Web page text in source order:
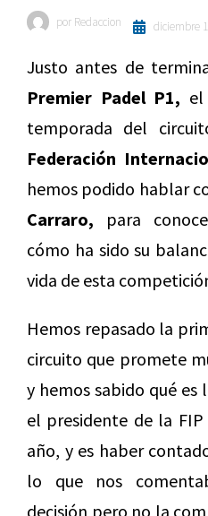
por Redaccion diciembre
Justo antes de
Premier Padel P1,
temporada del
Federación
hemos podido hablar
Carraro, para
cómo ha sido su
vida de esta
Hemos repasado la
circuito que promete
y hemos sabido qué es
el presidente de la
año, y es haber
lo que nos
decisión pero no la